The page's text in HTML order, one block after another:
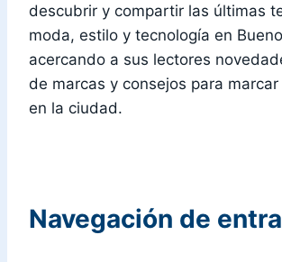
descubrir y compartir las últimas
moda, estilo y tecnología en
acercando a sus lectores
de marcas y consejos para
en la ciudad.
Navegación de